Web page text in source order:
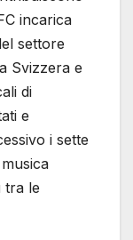
incarica
settore
Svizzera e
di
e
i sette
tra le